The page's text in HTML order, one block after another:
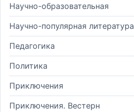
Научно-образовательная
Научно-популярная литература
Педагогика
Политика
Приключения
Приключения. Вестерн